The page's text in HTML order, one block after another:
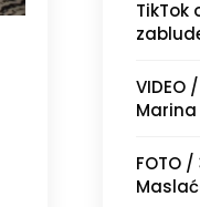
VIDEO
FOTO